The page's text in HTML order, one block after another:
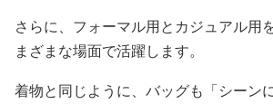
さらに、フォーマル用とカジュアル用
まざまな場面で活躍します。
着物と同じように、バッグも「シーン